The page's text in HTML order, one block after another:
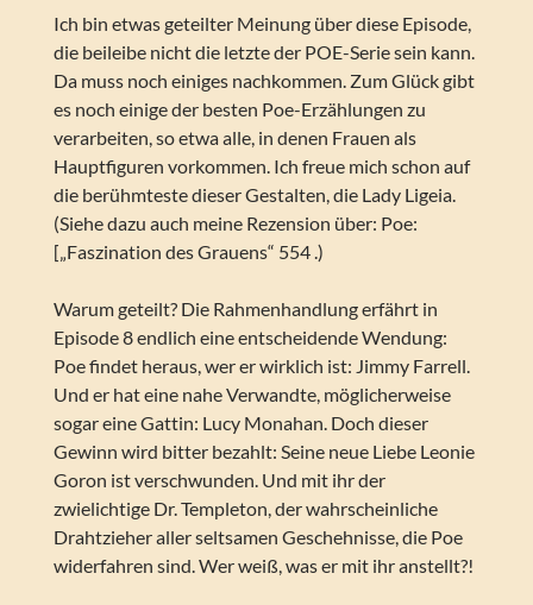
Ich bin etwas geteilter Meinung über diese Episode,
die beileibe nicht die letzte der POE-Serie sein kann.
Da muss noch einiges nachkommen. Zum Glück gibt
es noch einige der besten Poe-Erzählungen zu
verarbeiten, so etwa alle, in denen Frauen als
Hauptfiguren vorkommen. Ich freue mich schon auf
die berühmteste dieser Gestalten, die Lady Ligeia.
(Siehe dazu auch meine Rezension über: Poe:
[„Faszination des Grauens“ 554 .)
Warum geteilt? Die Rahmenhandlung erfährt in
Episode 8 endlich eine entscheidende Wendung:
Poe findet heraus, wer er wirklich ist: Jimmy Farrell.
Und er hat eine nahe Verwandte, möglicherweise
sogar eine Gattin: Lucy Monahan. Doch dieser
Gewinn wird bitter bezahlt: Seine neue Liebe Leonie
Goron ist verschwunden. Und mit ihr der
zwielichtige Dr. Templeton, der wahrscheinliche
Drahtzieher aller seltsamen Geschehnisse, die Poe
widerfahren sind. Wer weiß, was er mit ihr anstellt?!